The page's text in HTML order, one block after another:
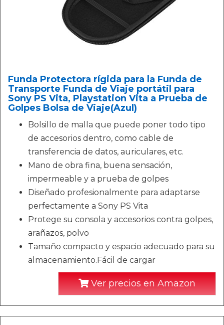
Funda Protectora rígida para la Funda de
Transporte Funda de Viaje portátil para
Sony PS Vita, Playstation Vita a Prueba de
Golpes Bolsa de Viaje(Azul)
Bolsillo de malla que puede poner todo tipo
de accesorios dentro, como cable de
transferencia de datos, auriculares, etc.
Mano de obra fina, buena sensación,
impermeable y a prueba de golpes
Diseñado profesionalmente para adaptarse
perfectamente a Sony PS Vita
Protege su consola y accesorios contra golpes,
arañazos, polvo
Tamaño compacto y espacio adecuado para su
almacenamiento.Fácil de cargar
Ver precios en Amazon